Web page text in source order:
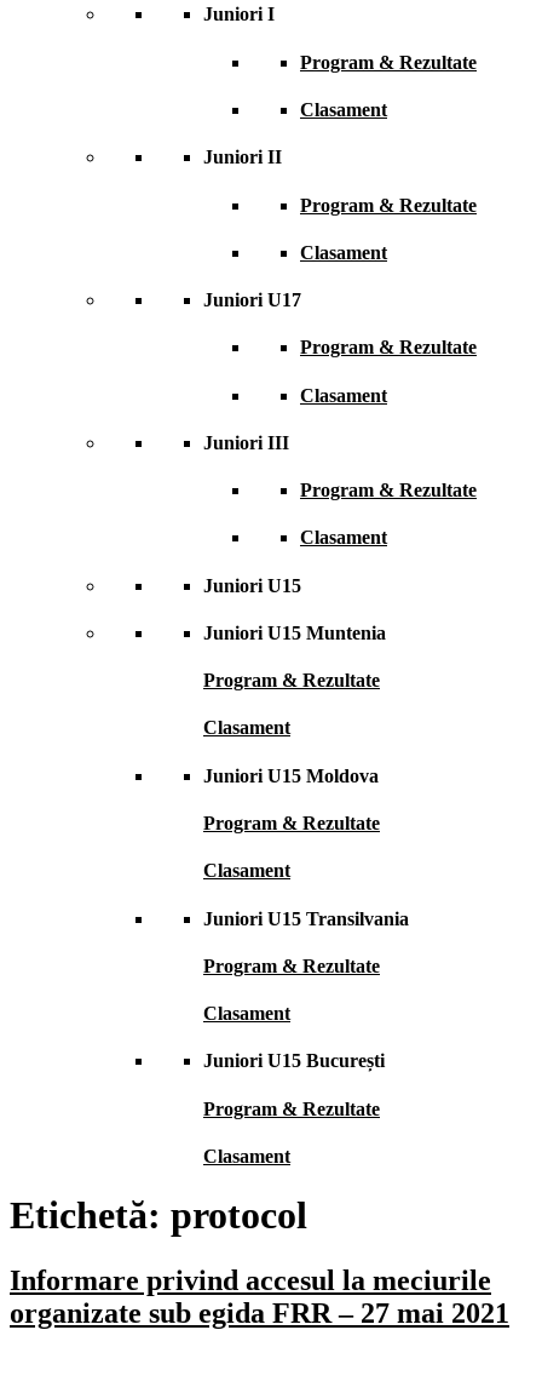
Juniori I
Program & Rezultate
Clasament
Juniori II
Program & Rezultate
Clasament
Juniori U17
Program & Rezultate
Clasament
Juniori III
Program & Rezultate
Clasament
Juniori U15
Juniori U15 Muntenia
Program & Rezultate
Clasament
Juniori U15 Moldova
Program & Rezultate
Clasament
Juniori U15 Transilvania
Program & Rezultate
Clasament
Juniori U15 București
Program & Rezultate
Clasament
Etichetă: protocol
Informare privind accesul la meciurile
organizate sub egida FRR – 27 mai 2021